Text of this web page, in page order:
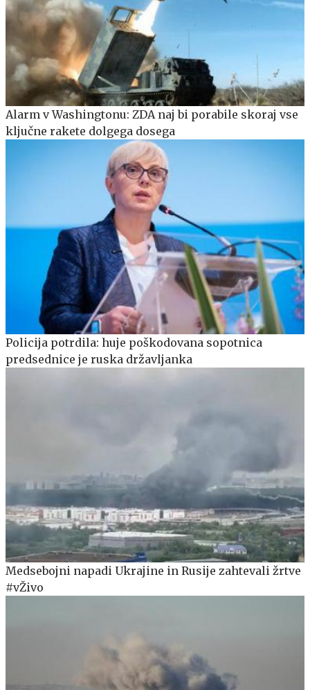
Alarm v Washingtonu: ZDA naj bi porabile skoraj vse
ključne rakete dolgega dosega
Policija potrdila: huje poškodovana sopotnica
predsednice je ruska državljanka
Medsebojni napadi Ukrajine in Rusije zahtevali žrtve
#vŽivo